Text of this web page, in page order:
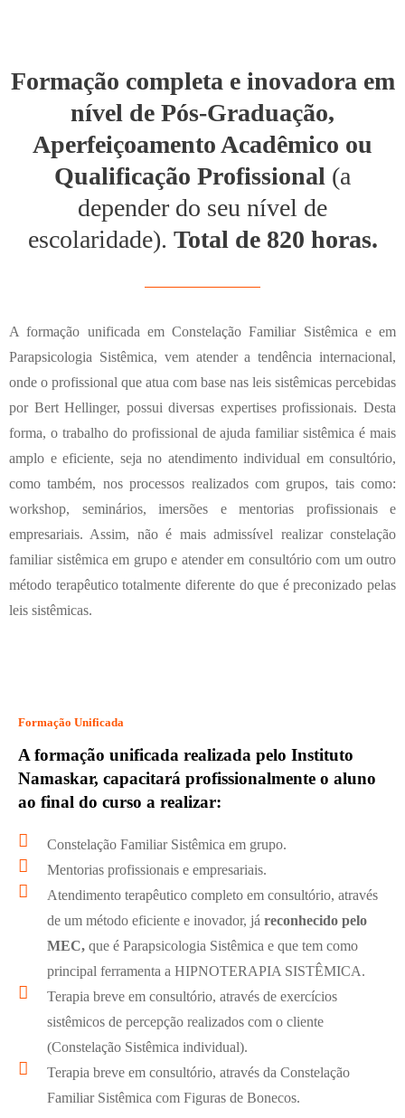
Formação completa e inovadora em
nível de Pós-Graduação,
Aperfeiçoamento Acadêmico ou
Qualificação Profissional (a
depender do seu nível de
escolaridade). Total de 820 horas.
A formação unificada em Constelação Familiar Sistêmica e em
Parapsicologia Sistêmica, vem atender a tendência internacional,
onde o profissional que atua com base nas leis sistêmicas percebidas
por Bert Hellinger, possui diversas expertises profissionais. Desta
forma, o trabalho do profissional de ajuda familiar sistêmica é mais
amplo e eficiente, seja no atendimento individual em consultório,
como também, nos processos realizados com grupos, tais como:
workshop, seminários, imersões e mentorias profissionais e
empresariais. Assim, não é mais admissível realizar constelação
familiar sistêmica em grupo e atender em consultório com um outro
método terapêutico totalmente diferente do que é preconizado pelas
leis sistêmicas.
Formação Unificada
A formação unificada realizada pelo Instituto
Namaskar, capacitará profissionalmente o aluno
ao final do curso a realizar:
Constelação Familiar Sistêmica em grupo.
Mentorias profissionais e empresariais.
Atendimento terapêutico completo em consultório, através
de um método eficiente e inovador, já reconhecido pelo
MEC,que é Parapsicologia Sistêmica e que tem como
principal ferramenta a HIPNOTERAPIA SISTÊMICA.
Terapia breve em consultório, através de exercícios
sistêmicos de percepção realizados com o cliente
(Constelação Sistêmica individual).
Terapia breve em consultório, através da Constelação
Familiar Sistêmica com Figuras de Bonecos.